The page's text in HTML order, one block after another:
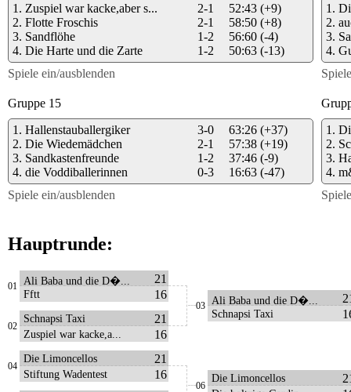
1. Zuspiel war kacke,aber s... 2-1 52:43 (+9)
2. Flotte Froschis 2-1 58:50 (+8)
3. Sandflöhe 1-2 56:60 (-4)
4. Die Harte und die Zarte 1-2 50:63 (-13)
Spiele ein/ausblenden
1.
2.
3.
4.
Gruppe 15
1. Hallenstauballergiker 3-0 63:26 (+37)
2. Die Wiedemädchen 2-1 57:38 (+19)
3. Sandkastenfreunde 1-2 37:46 (-9)
4. die Voddiballerinnen 0-3 16:63 (-47)
Spiele ein/ausblenden
1.
2.
3.
4.
Hauptrunde:
01 Ali Baba und die D�... 21
Fftt 16
02
Schnapsi Taxi 21
Zuspiel war kacke,a... 16
04
Die Limoncellos 21
Stiftung Wadentest 16
03 Ali Baba und die D�...
Schnapsi Taxi
06
Die Limoncellos